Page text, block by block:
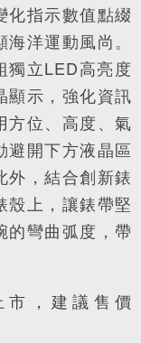
化指示數值點綴
洋運動風尚。
獨立LED高亮度
顯示，強化資訊
方位、高度、氣
避開下方液晶區
外，結合創新錶
殼上，讓錶帶堅
的彎曲弧度，帶
市，建議售價